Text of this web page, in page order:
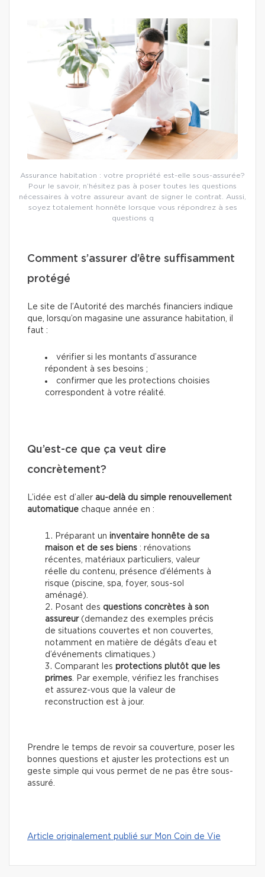
Assurance habitation : votre propriété est-elle sous-assurée?
Pour le savoir, n’hésitez pas à poser toutes les questions
nécessaires à votre assureur avant de signer le contrat. Aussi,
soyez totalement honnête lorsque vous répondrez à ses
questions q
Comment s’assurer d’être suffisamment
protégé
Le site de l’Autorité des marchés financiers indique
que, lorsqu’on magasine une assurance habitation, il
faut :
vérifier si les montants d’assurance
répondent à ses besoins ;
confirmer que les protections choisies
correspondent à votre réalité.
Qu’est-ce que ça veut dire
concrètement?
L’idée est d’aller au-delà du simple renouvellement
automatique chaque année en :
Préparant un inventaire honnête de sa
maison et de ses biens : rénovations
récentes, matériaux particuliers, valeur
réelle du contenu, présence d’éléments à
risque (piscine, spa, foyer, sous-sol
aménagé).
Posant des questions concrètes à son
assureur(demandez des exemples précis
de situations couvertes et non couvertes,
notamment en matière de dégâts d’eau et
d’événements climatiques.)
Comparant
les protections plutôt que les
primes. Par exemple, vérifiez les franchises
et assurez-vous que la valeur de
reconstruction est à jour.
Prendre le temps de revoir sa couverture, poser les
bonnes questions et ajuster les protections est un
geste simple qui vous permet de ne pas être sous-
assuré.
Article originalement publié sur Mon Coin de Vie